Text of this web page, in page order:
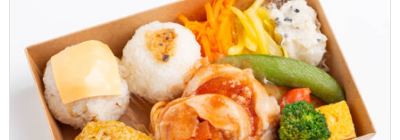
ンス良く入ったお弁当でした。副菜の種類も豊富で食べご
たえがあり、満足度の高いお弁当でした。
ご利用シーン： ロケ・撮影
スタジオ撮影
東京都千代田区丸の内2026/05/29